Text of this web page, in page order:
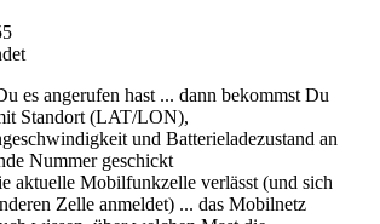
es angerufen hast ... dann bekommst Du
Standort (LAT/LON),
und Batterieladezustand an
Nummer geschickt
aktuelle Mobilfunkzelle verlässt (und sich
Zelle anmeldet) ... das Mobilnetz